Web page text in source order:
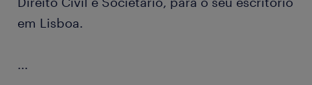
em Lisboa.
...